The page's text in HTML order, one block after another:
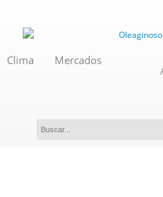
Clima Mercados